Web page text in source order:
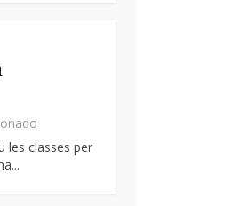
les classes per